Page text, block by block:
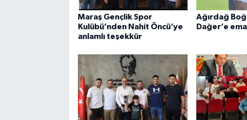
Maraş Gençlik Spor
Kulübü’nden Nahit Öncü’ye
anlamlı teşekkür
Ağırdağ
Dağer’e